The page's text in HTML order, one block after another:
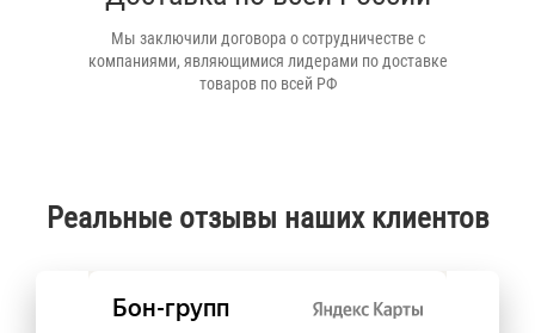
Мы заключили договора о сотрудничестве с
компаниями, являющимися лидерами по доставке
товаров по всей РФ
Реальные отзывы наших клиентов